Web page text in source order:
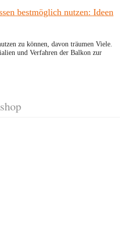
bestmöglich nutzen: Ideen
zu können, davon träumen Viele.
und Verfahren der Balkon zur